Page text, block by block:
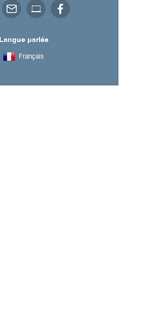
Langue parlée
Français